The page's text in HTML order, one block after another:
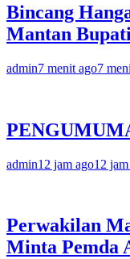
Bincang
Mantan
admin7 menit ago7
admin12 jam ago12
Perwakilan
Minta Pemda